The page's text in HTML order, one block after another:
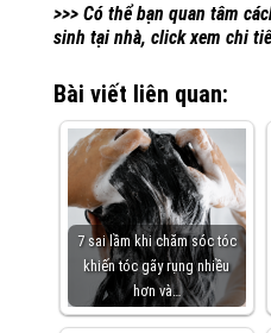
>>> Có thể bạn quan tâm
sinh tại nhà, click xem chi
Bài viết liên quan:
7 sai lầm khi chăm sóc tóc
khiến tóc gãy rụng nhiều
hơn và…